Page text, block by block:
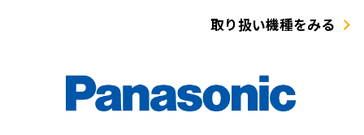
取り扱い機種をみる